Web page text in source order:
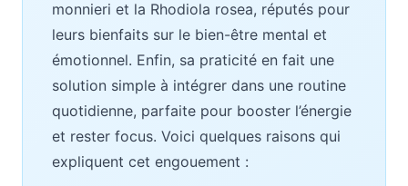
monnieri et la Rhodiola rosea, réputés pour
leurs bienfaits sur le bien-être mental et
émotionnel. Enfin, sa praticité en fait une
solution simple à intégrer dans une routine
quotidienne, parfaite pour booster l’énergie
et rester focus. Voici quelques raisons qui
expliquent cet engouement :